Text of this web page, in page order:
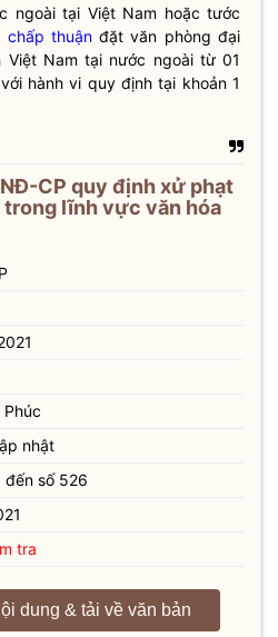
ngoài tại Việt Nam hoặc tước
chấp thuậnđặt văn phòng đại
Việt Nam tại nước ngoài từ 01
hành vi quy định tại khoản 1
CP quy định xử phạt
lĩnh vực văn hóa
nhật
đến số 526
tra
dung & tải về văn bản